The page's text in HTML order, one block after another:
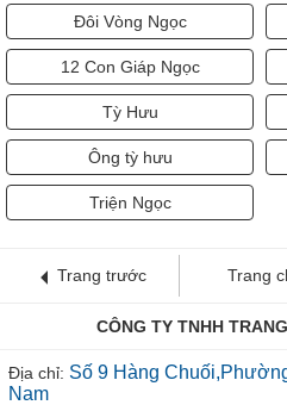
Đôi Vòng Ngọc
12 Con Giáp Ngọc
Tỳ Hưu
Ông tỳ hưu
Triện Ngọc
Trang trước Trang
CÔNG TY TNHH
Địa chỉ: Số 9 Hàng
Nam